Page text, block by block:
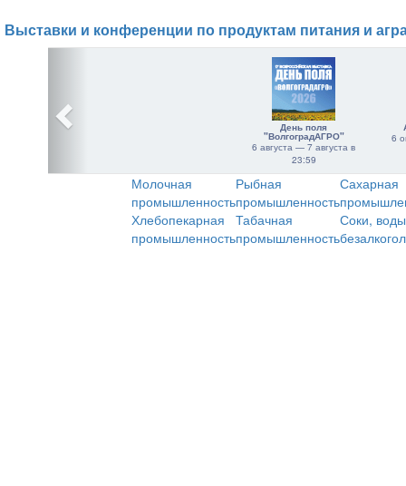
Выставки и конференции по продуктам питания и
День поля
"ВолгоградАГРО"
6 августа — 7 августа в
23:59
6
Молочная
промышленность
Рыбная
промышленность
Сахарная
Хлебопекарная
промышленность
Табачная
промышленность
Соки,